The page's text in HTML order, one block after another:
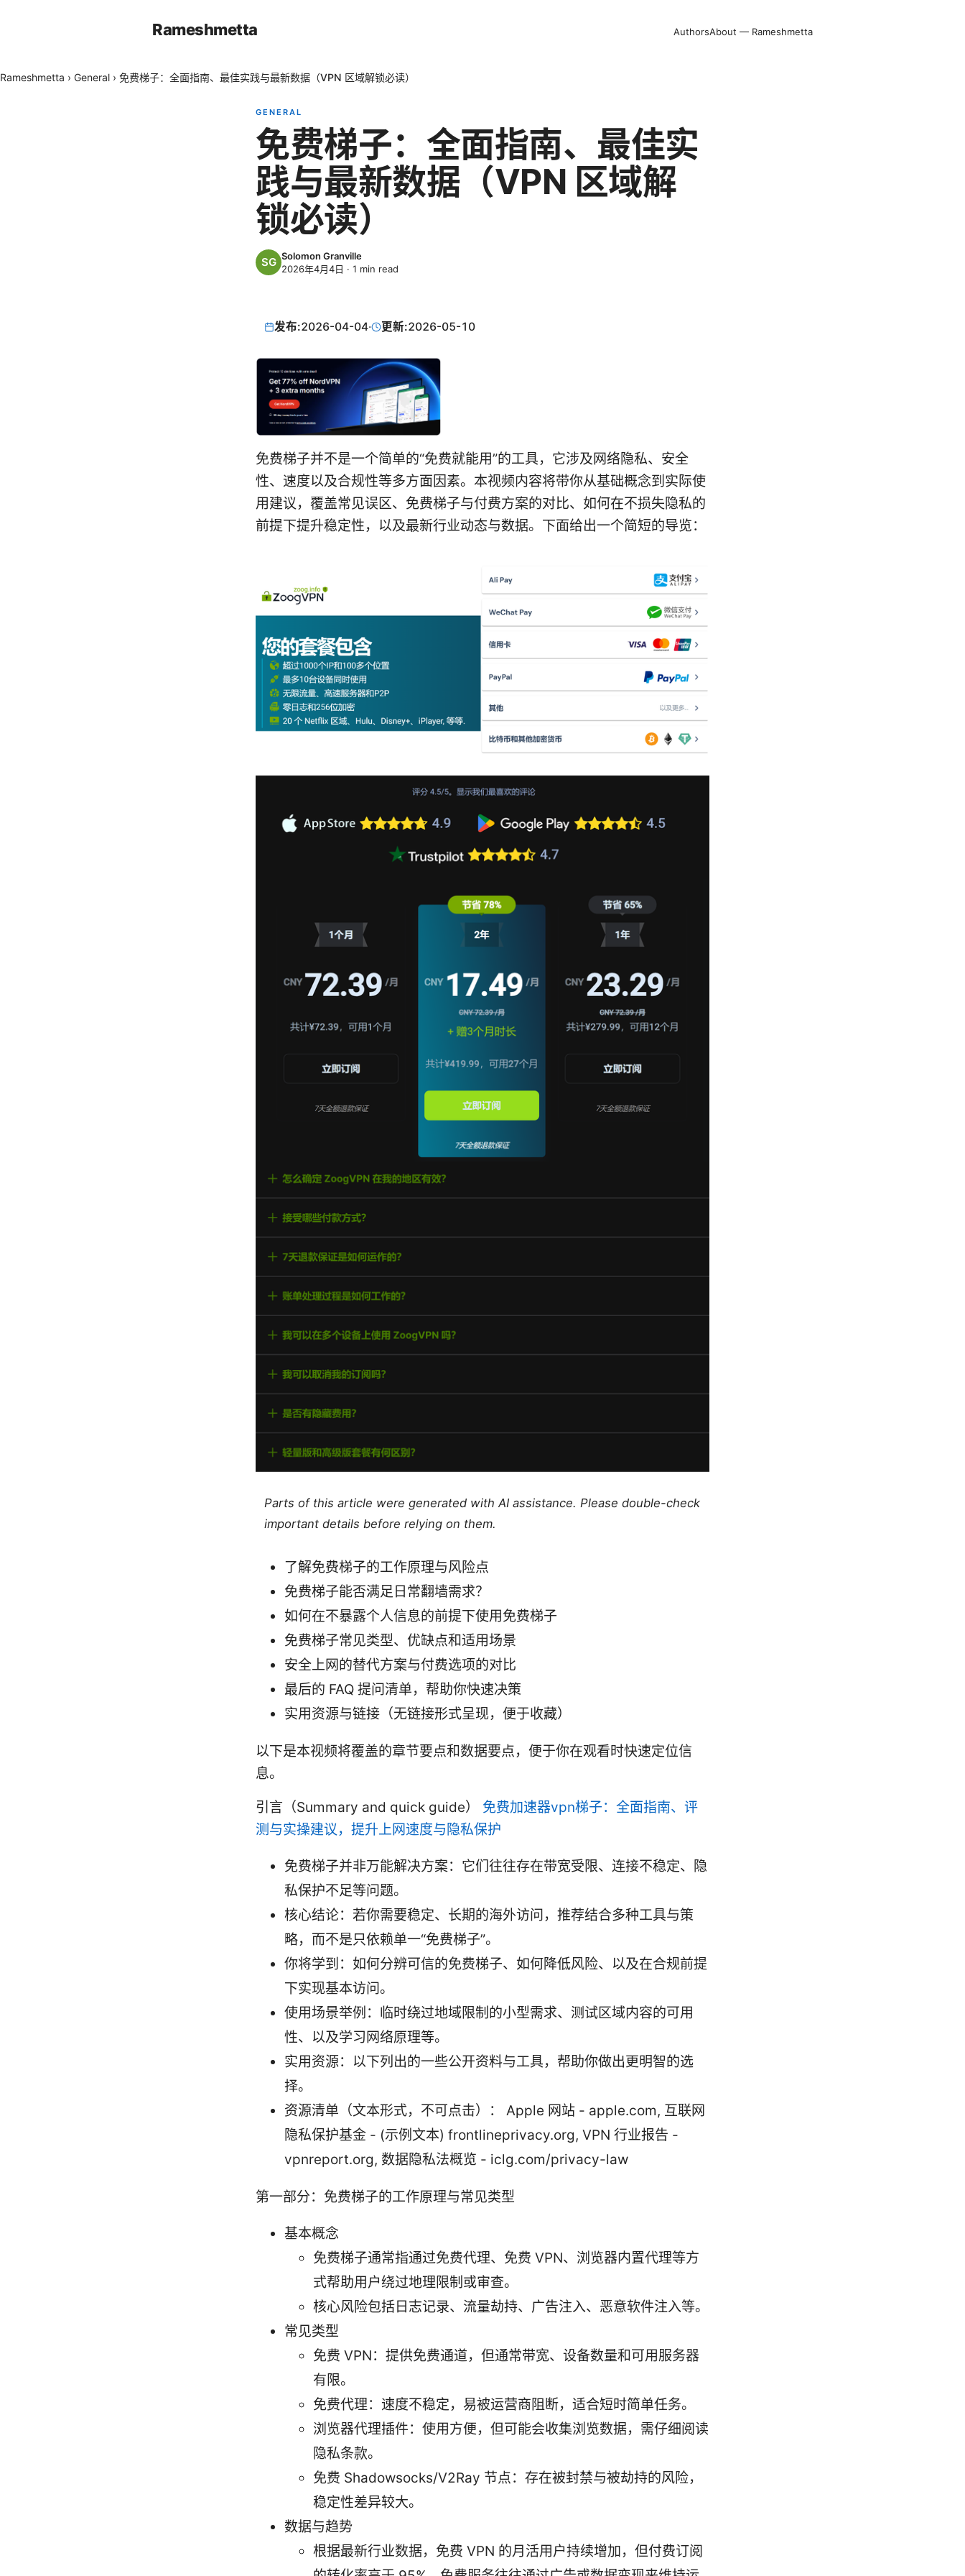
Rameshmetta AuthorsAbout — Rameshmetta
Rameshmetta › General › 免费梯子：全面指南、最佳实践与最新数据（VPN 区域解锁必读）
GENERAL
免费梯子：全面指南、最佳实
践与最新数据（VPN 区域解
锁必读）
Solomon Granville
2026年4月4日 · 1 min read
发布:2026-04-04· 更新:2026-05-10
免费梯子并不是一个简单的“免费就能用”的工具，它涉及网络隐私、安全
性、速度以及合规性等多方面因素。本视频内容将带你从基础概念到实际使
用建议，覆盖常见误区、免费梯子与付费方案的对比、如何在不损失隐私的
前提下提升稳定性，以及最新行业动态与数据。下面给出一个简短的导览：
Parts of this article were generated with AI assistance. Please double-check
important details before relying on them.
了解免费梯子的工作原理与风险点
免费梯子能否满足日常翻墙需求？
如何在不暴露个人信息的前提下使用免费梯子
免费梯子常见类型、优缺点和适用场景
安全上网的替代方案与付费选项的对比
最后的 FAQ 提问清单，帮助你快速决策
实用资源与链接（无链接形式呈现，便于收藏）
以下是本视频将覆盖的章节要点和数据要点，便于你在观看时快速定位信
息。
引言（Summary and quick guide） 免费加速器vpn梯子：全面指南、评
测与实操建议，提升上网速度与隐私保护
免费梯子并非万能解决方案：它们往往存在带宽受限、连接不稳定、隐
私保护不足等问题。
核心结论：若你需要稳定、长期的海外访问，推荐结合多种工具与策
略，而不是只依赖单一“免费梯子”。
你将学到：如何分辨可信的免费梯子、如何降低风险、以及在合规前提
下实现基本访问。
使用场景举例：临时绕过地域限制的小型需求、测试区域内容的可用
性、以及学习网络原理等。
实用资源：以下列出的一些公开资料与工具，帮助你做出更明智的选
择。
资源清单（文本形式，不可点击）： Apple 网站 - apple.com, 互联网
隐私保护基金 - (示例文本) frontlineprivacy.org, VPN 行业报告 -
vpnreport.org, 数据隐私法概览 - iclg.com/privacy-law
第一部分：免费梯子的工作原理与常见类型
基本概念
免费梯子通常指通过免费代理、免费 VPN、浏览器内置代理等方
式帮助用户绕过地理限制或审查。
核心风险包括日志记录、流量劫持、广告注入、恶意软件注入等。
常见类型
免费 VPN：提供免费通道，但通常带宽、设备数量和可用服务器
有限。
免费代理：速度不稳定，易被运营商阻断，适合短时简单任务。
浏览器代理插件：使用方便，但可能会收集浏览数据，需仔细阅读
隐私条款。
免费 Shadowsocks/V2Ray 节点：存在被封禁与被劫持的风险，
稳定性差异较大。
数据与趋势
根据最新行业数据，免费 VPN 的月活用户持续增加，但付费订阅